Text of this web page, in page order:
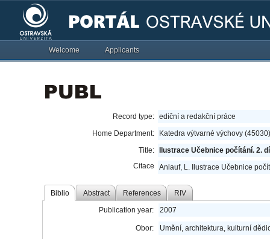
Welcome Applicants
Record type: ediční a redakční práce
Home Department:
Katedra výtvarné výchovy (45030)
Title:
Ilustrace Učebnice počítání. 2.
Citace
Anlauf, L. Ilustrace Učebnice
Biblio Abstract References RIV
Publication year: 2007
Obor: Umění, architektura, kulturní